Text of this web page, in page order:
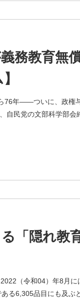
務教育無
76年——ついに、政権
民党の文部科学部会
「隠れ教
（令和04）年8月に
る6,305品目にも及ぶ